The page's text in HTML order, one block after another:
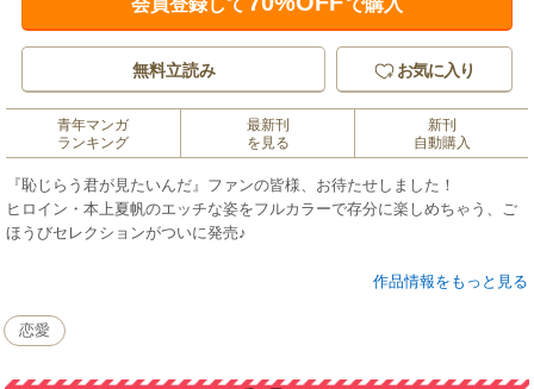
会員登録して で購入
無料立読み お気に入り
青年マンガ
ランキング
最新刊
を見る
新刊
自動購入
『恥じらう君が見たいんだ』ファンの皆様、お待たせしました！
ヒロイン・本上夏帆のエッチな姿をフルカラーで存分に楽しめちゃう、ご
ほうびセレクションがついに発売♪
ハプニングバー編、お家デート編はもちろん、伝説の◯◯解禁となった混
淡いピンク色の◯◯と、本上夏帆の恥じらう表情をぜひご覧くださいま
せ。
作品情報をもっと見る
恋愛